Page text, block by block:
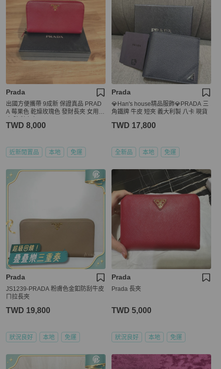
Prada
出國方便攜帶 9成新 保證真品 PRAD
A 莓果色 乾燥玫瑰色 發財長夾 女用長
TWD 8,000
近新閒置品 本地 免運
Prada
💎Han's house精品服飾💎PRADA 三
角鐵牌 牛皮 短夾 義大利製 八卡 現貨
TWD 17,800
全新品 本地 免運
Prada
JS1239-PRADA 粉膚色金釦防刮牛皮
ㄇ拉長夾
TWD 19,800
狀況良好 本地 免運
Prada
Prada 長夾
TWD 5,000
狀況良好 本地 免運